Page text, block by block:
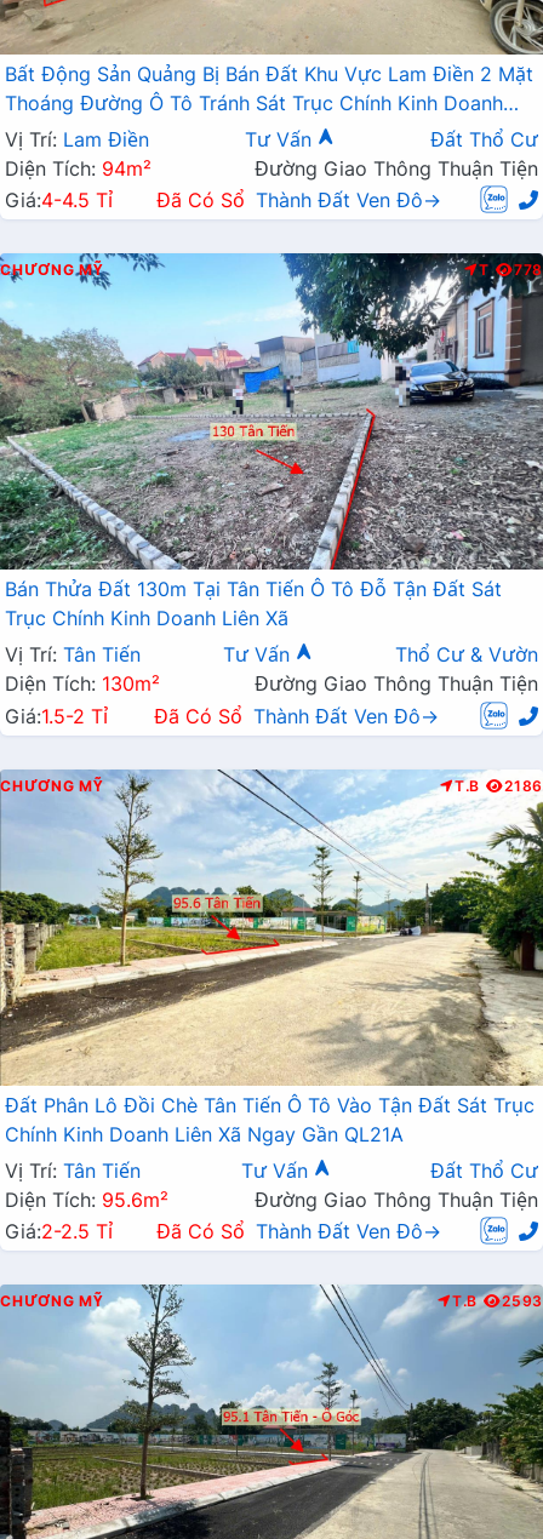
Bất Động Sản Quảng Bị Bán Đất Khu Vực Lam Điền 2 Mặt
Thoáng Đường Ô Tô Tránh Sát Trục Chính Kinh Doanh
Liên Xã
Vị Trí: Lam Điền Tư Vấn
Đất Thổ Cư
Diện Tích: 94m²
Đường Giao Thông Thuận Tiện
Giá:4-4.5 Tỉ Đã Có Sổ Thành Đất Ven Đô→
CHƯƠNG MỸ T 778
Bán Thửa Đất 130m Tại Tân Tiến Ô Tô Đỗ Tận Đất Sát
Trục Chính Kinh Doanh Liên Xã
Vị Trí: Tân Tiến Tư Vấn
Thổ Cư & Vườn
Diện Tích: 130m²
Đường Giao Thông Thuận Tiện
Giá:1.5-2 Tỉ Đã Có Sổ Thành Đất Ven Đô→
CHƯƠNG MỸ T.B 2186
Đất Phân Lô Đồi Chè Tân Tiến Ô Tô Vào Tận Đất Sát Trục
Chính Kinh Doanh Liên Xã Ngay Gần QL21A
Vị Trí: Tân Tiến Tư Vấn
Đất Thổ Cư
Diện Tích: 95.6m²
Đường Giao Thông Thuận Tiện
Giá:2-2.5 Tỉ Đã Có Sổ Thành Đất Ven Đô→
CHƯƠNG MỸ T.B 2593